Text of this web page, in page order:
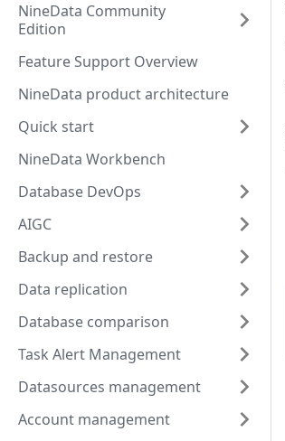
NineData Community
Edition
Feature Support Overview
NineData product architecture
Quick start
NineData Workbench
Database DevOps
AIGC
Backup and restore
Data replication
Database comparison
Task Alert Management
Datasources management
Account management